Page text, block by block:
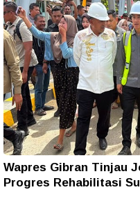
Wapres Gibran Tinjau
Progres Rehabilitasi